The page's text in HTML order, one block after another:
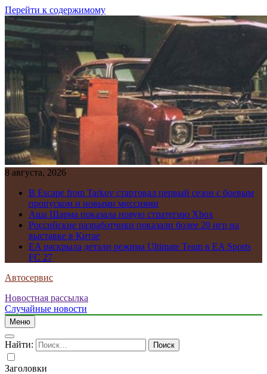
Перейти к содержимому
8 августа, 2026
В Escape from Tarkov стартовал первый сезон с боевым
пропуском и новыми миссиями
Аша Шарма показала новую стратегию Xbox
Российские разработчики показали более 20 игр на
выставке в Китае
EA раскрыла детали режима Ultimate Team в EA Sports
FC 27
Автосервис
Новостная рассылка
Случайные новости
Меню
Найти:
Заголовки